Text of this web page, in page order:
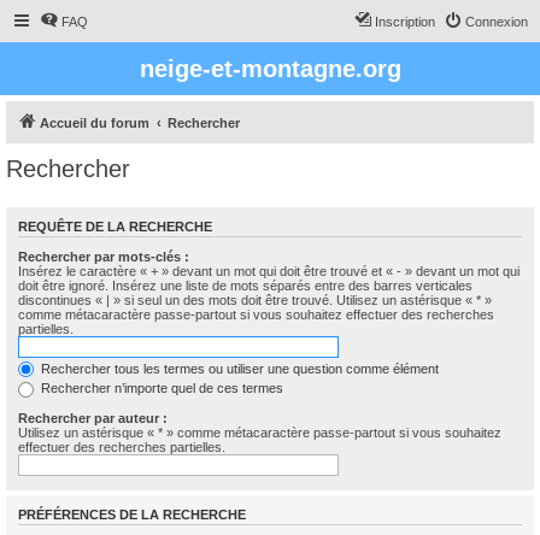
FAQ Connexion
Inscription
neige-et-montagne.org
Accueil du forum Rechercher
Rechercher
REQUÊTE DE LA RECHERCHE
Rechercher par mots-clés :
Insérez le caractère « + » devant un mot qui doit être trouvé et « - » devant un mot qui
doit être ignoré. Insérez une liste de mots séparés entre des barres verticales
discontinues « | » si seul un des mots doit être trouvé. Utilisez un astérisque « * »
comme métacaractère passe-partout si vous souhaitez effectuer des recherches
partielles.
Rechercher tous les termes ou utiliser une question comme élément
Rechercher n’importe quel de ces termes
Rechercher par auteur :
Utilisez un astérisque « * » comme métacaractère passe-partout si vous souhaitez
effectuer des recherches partielles.
PRÉFÉRENCES DE LA RECHERCHE